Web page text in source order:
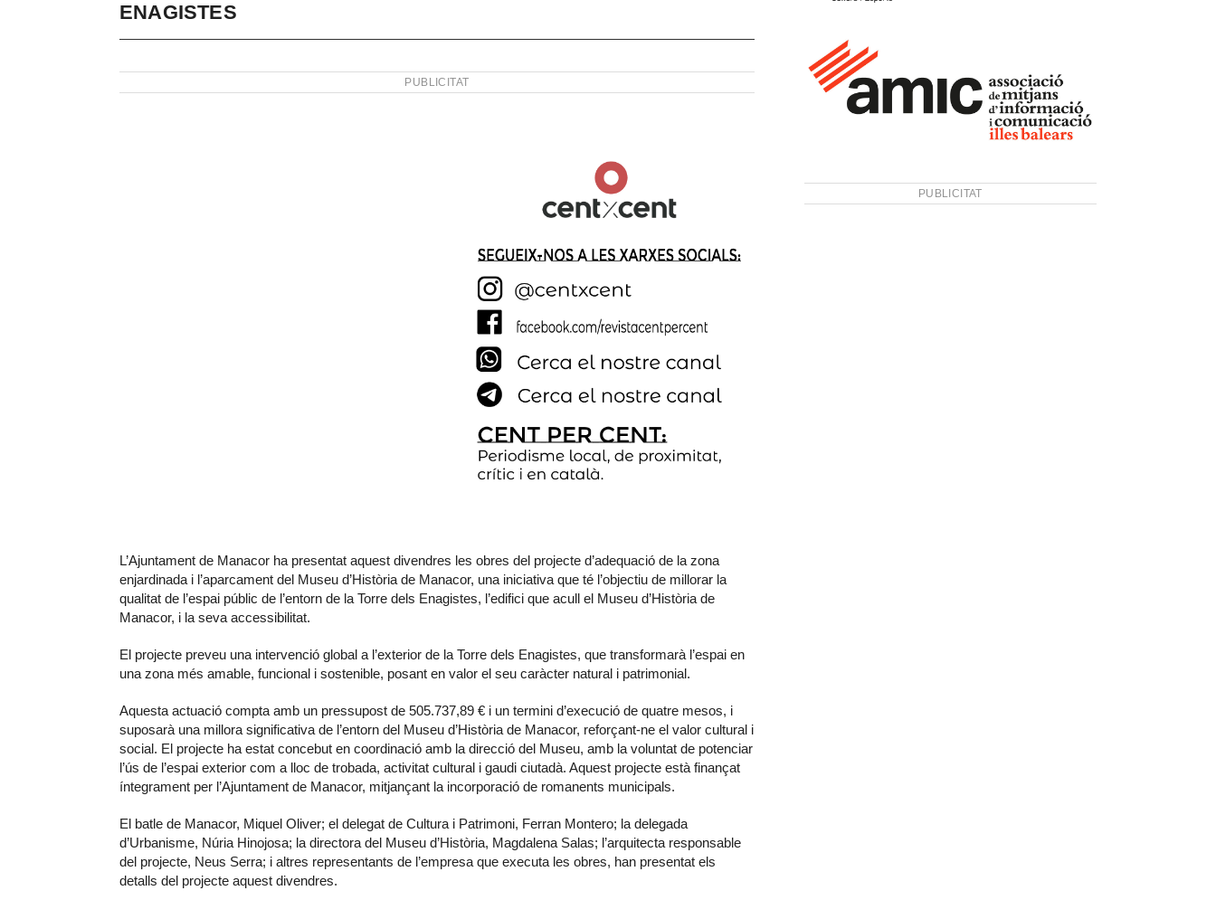
ENAGISTES
PUBLICITAT
L’Ajuntament de Manacor ha presentat aquest divendres les obres del projecte d’adequació de la zona
enjardinada i l’aparcament del Museu d’Història de Manacor, una iniciativa que té l’objectiu de millorar la
qualitat de l’espai públic de l’entorn de la Torre dels Enagistes, l’edifici que acull el Museu d’Història de
Manacor, i la seva accessibilitat.
El projecte preveu una intervenció global a l’exterior de la Torre dels Enagistes, que transformarà l’espai en
una zona més amable, funcional i sostenible, posant en valor el seu caràcter natural i patrimonial.
Aquesta actuació compta amb un pressupost de 505.737,89 € i un termini d’execució de quatre mesos, i
suposarà una millora significativa de l’entorn del Museu d’Història de Manacor, reforçant-ne el valor cultural i
social. El projecte ha estat concebut en coordinació amb la direcció del Museu, amb la voluntat de potenciar
l’ús de l’espai exterior com a lloc de trobada, activitat cultural i gaudi ciutadà. Aquest projecte està finançat
íntegrament per l’Ajuntament de Manacor, mitjançant la incorporació de romanents municipals.
El batle de Manacor, Miquel Oliver; el delegat de Cultura i Patrimoni, Ferran Montero; la delegada
d’Urbanisme, Núria Hinojosa; la directora del Museu d’Història, Magdalena Salas; l’arquitecta responsable
del projecte, Neus Serra; i altres representants de l’empresa que executa les obres, han presentat els
detalls del projecte aquest divendres.
PUBLICITAT